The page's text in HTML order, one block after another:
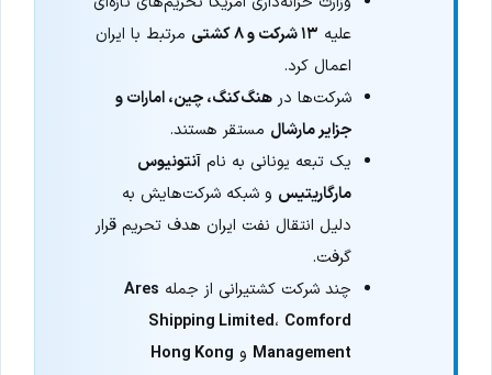
علیه ۱۳ شرکت و ۸ کشتی
مرتبط با ایران
اعمال کرد.
شرکت‌ها درهنگ‌کنگ، چین، امارات و
جزایر مارشال مستقر هستند.
یک تبعه یونانی به نامآنتونیوس
مارگاریتیس و شبکه شرکت‌هایش به
دلیل انتقال نفت ایران هدف تحریم قرار
گرفت.
چند شرکت کشتیرانی از جمله Ares
Shipping Limited، Comford
Management و Hong Kong